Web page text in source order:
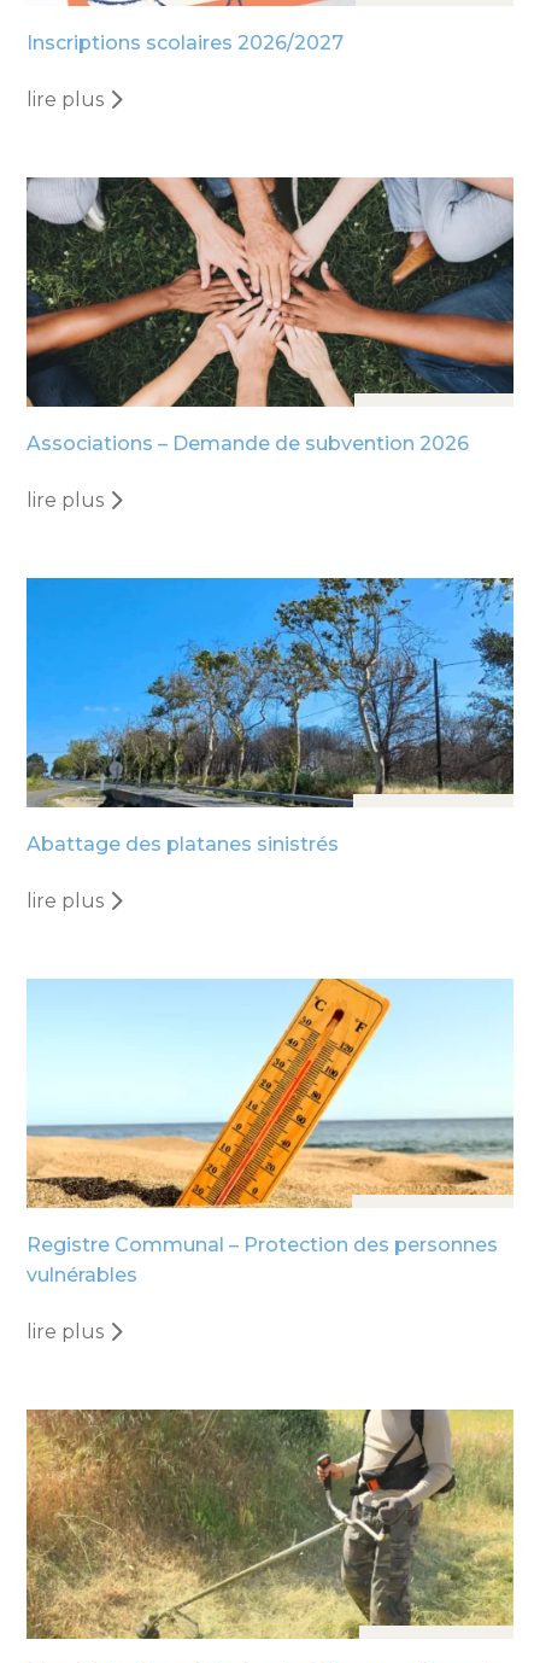
Inscriptions scolaires 2026/2027
lire plus
Associations – Demande de subvention 2026
lire plus
Abattage des platanes sinistrés
lire plus
Registre Communal – Protection des personnes
vulnérables
lire plus